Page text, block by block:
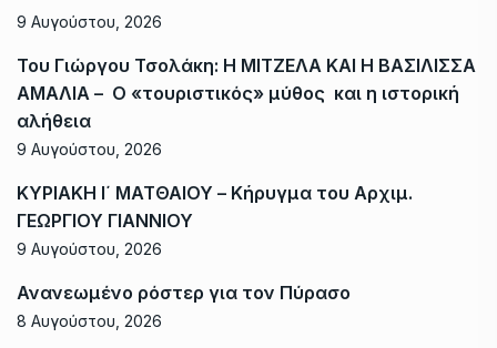
9 Αυγούστου, 2026
Του Γιώργου Τσολάκη: Η ΜΙΤΖΕΛΑ ΚΑΙ Η ΒΑΣΙΛΙΣΣΑ
ΑΜΑΛΙΑ – Ο «τουριστικός» μύθος και η ιστορική
αλήθεια
9 Αυγούστου, 2026
ΚΥΡΙΑΚΗ Ι΄ ΜΑΤΘΑΙΟΥ – Κήρυγμα του Αρχιμ.
ΓΕΩΡΓΙΟΥ ΓΙΑΝΝΙΟΥ
9 Αυγούστου, 2026
Ανανεωμένο ρόστερ για τον Πύρασο
8 Αυγούστου, 2026